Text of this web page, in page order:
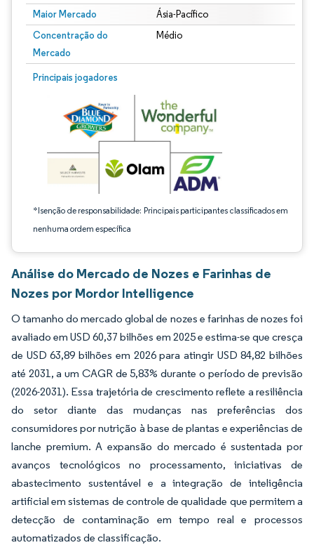
Maior Mercado Ásia-Pacífico
Concentração do
Mercado
Médio
Principais jogadores
*Isenção de responsabilidade: Principais participantes classificados em
nenhuma ordem específica
Imagem © Mordor Intelligence. O reuso requer atribuição conforme CC BY 4.0.
Análise do Mercado de Nozes e Farinhas de
Nozes por Mordor Intelligence
O tamanho do mercado global de nozes e farinhas de nozes foi
avaliado em USD 60,37 bilhões em 2025 e estima-se que cresça
de USD 63,89 bilhões em 2026 para atingir USD 84,82 bilhões
até 2031, a um CAGR de 5,83% durante o período de previsão
(2026-2031). Essa trajetória de crescimento reflete a resiliência
do setor diante das mudanças nas preferências dos
consumidores por nutrição à base de plantas e experiências de
lanche premium. A expansão do mercado é sustentada por
avanços tecnológicos no processamento, iniciativas de
abastecimento sustentável e a integração de inteligência
artificial em sistemas de controle de qualidade que permitem a
detecção de contaminação em tempo real e processos
automatizados de classificação.